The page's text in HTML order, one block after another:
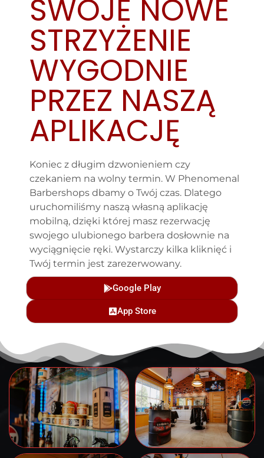
SWOJE NOWE
STRZYŻENIE
WYGODNIE
PRZEZ NASZĄ
APLIKACJĘ
Koniec z długim dzwonieniem czy
czekaniem na wolny termin. W Phenomenal
Barbershops dbamy o Twój czas. Dlatego
uruchomiliśmy naszą własną aplikację
mobilną, dzięki której masz rezerwację
swojego ulubionego barbera dosłownie na
wyciągnięcie ręki. Wystarczy kilka kliknięć i
Twój termin jest zarezerwowany.
Google Play
App Store